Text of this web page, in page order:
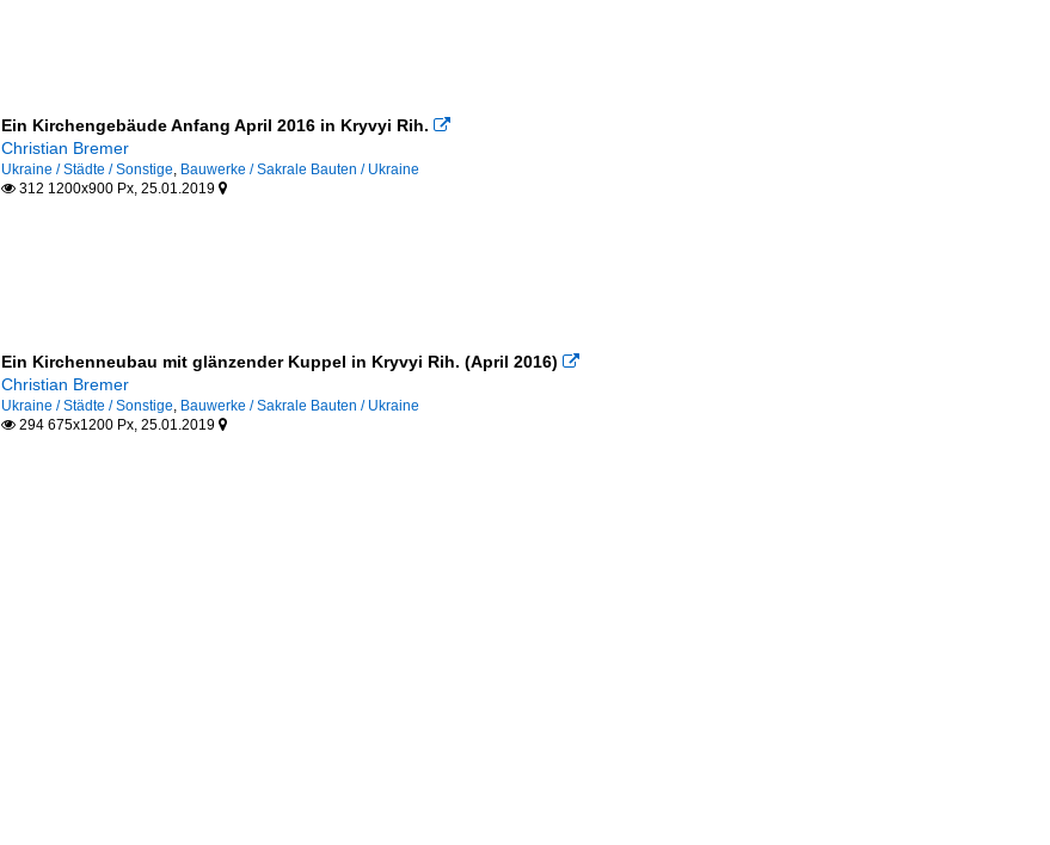
Ein Kirchengebäude Anfang April 2016 in Kryvyi Rih. 
Christian Bremer
Ukraine / Städte / Sonstige, Bauwerke / Sakrale Bauten / Ukraine
312 1200x900 Px, 25.01.2019 
Ein Kirchenneubau mit glänzender Kuppel in Kryvyi Rih. (April 2016) 
Christian Bremer
Ukraine / Städte / Sonstige, Bauwerke / Sakrale Bauten / Ukraine
294 675x1200 Px, 25.01.2019 